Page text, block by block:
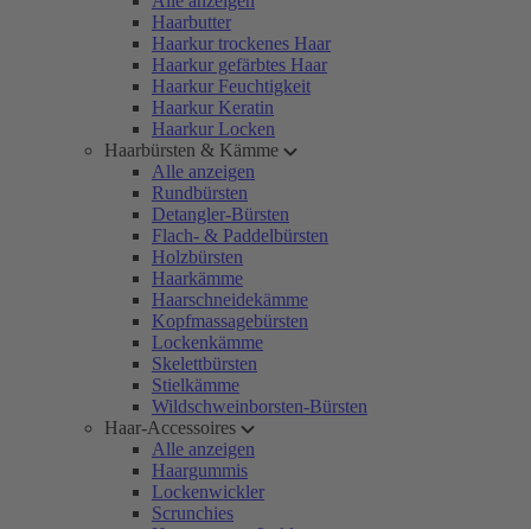
Haarbutter
Haarkur trockenes Haar
Haarkur gefärbtes Haar
Haarkur Feuchtigkeit
Haarkur Keratin
Haarkur Locken
Haarbürsten & Kämme
Alle anzeigen
Rundbürsten
Detangler-Bürsten
Flach- & Paddelbürsten
Holzbürsten
Haarkämme
Haarschneidekämme
Kopfmassagebürsten
Lockenkämme
Skelettbürsten
Stielkämme
Wildschweinborsten-Bürsten
Haar-Accessoires
Alle anzeigen
Haargummis
Lockenwickler
Scrunchies